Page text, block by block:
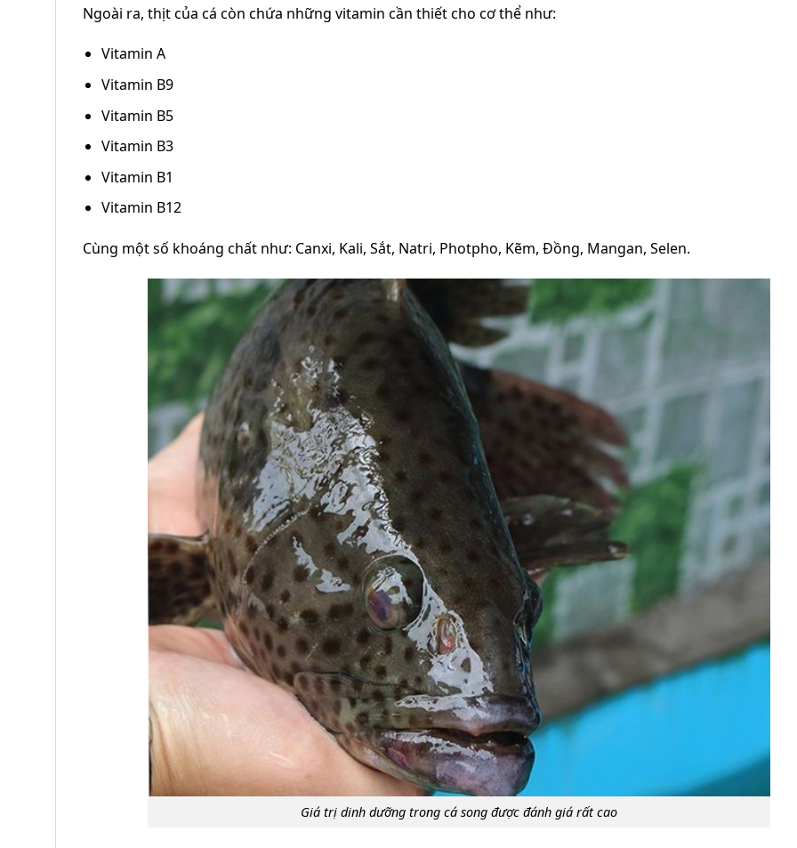
Ngoài ra, thịt của cá còn chứa những vitamin cần thiết cho cơ thể như:
Vitamin A
Vitamin B9
Vitamin B5
Vitamin B3
Vitamin B1
Vitamin B12
Cùng một số khoáng chất như: Canxi, Kali, Sắt, Natri, Photpho, Kẽm, Đồng, Mangan, Selen.
Giá trị dinh dưỡng trong cá song được đánh giá rất cao